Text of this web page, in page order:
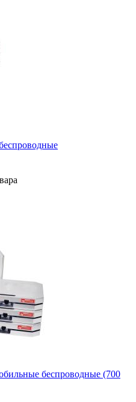
беспроводные (700